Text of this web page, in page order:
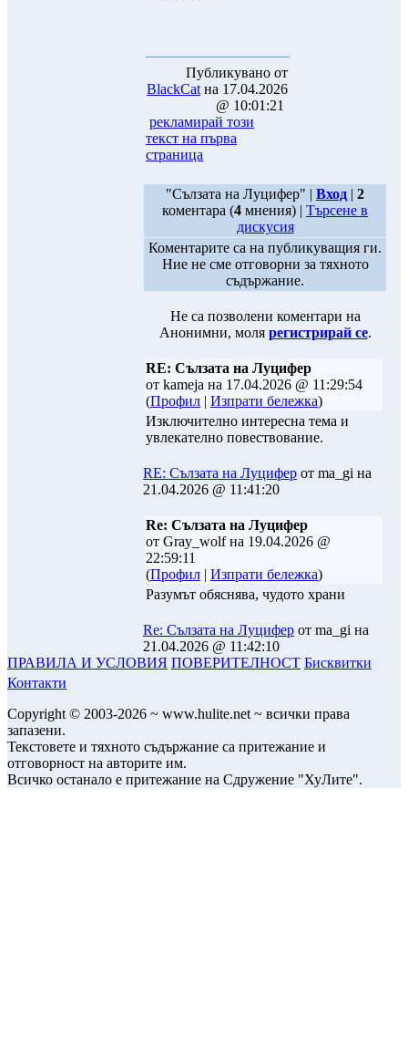
Публикувано от
BlackCat на 17.04.2026
@ 10:01:21
рекламирай този
текст на първа
страница
"Сълзата на Луцифер" | Вход | 2
коментара (4 мнения) | Търсене в
дискусия
Коментарите са на публикуващия ги.
Ние не сме отговорни за тяхното
съдържание.
Не са позволени коментари на
Анонимни, моля регистрирай се.
RE: Сълзата на Луцифер
от kameja на 17.04.2026 @ 11:29:54
(Профил | Изпрати бележка)
Изключително интересна тема и
увлекателно повествование.
RE: Сълзата на Луцифер от ma_gi на
21.04.2026 @ 11:41:20
Re: Сълзата на Луцифер
от Gray_wolf на 19.04.2026 @
22:59:11
(Профил | Изпрати бележка)
Разумът обяснява, чудото храни
Re: Сълзата на Луцифер от ma_gi на
21.04.2026 @ 11:42:10
ПРАВИЛА И УСЛОВИЯ ПОВЕРИТЕЛНОСТ Бисквитки
Контакти
Copyright © 2003-2026 ~ www.hulite.net ~ всички права
запазени.
Текстовете и тяхното съдържание са притежание и
отговорност на авторите им.
Всичко останало е притежание на Сдружение "ХуЛите".